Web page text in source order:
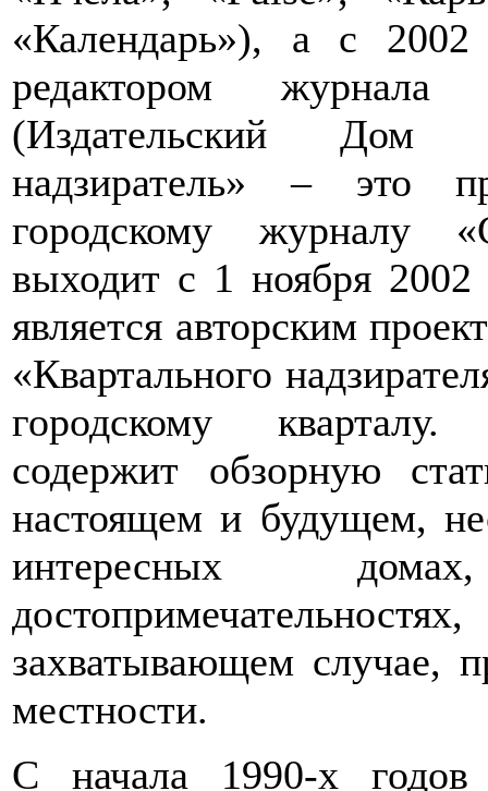
«Календарь»), а с 2002
редактором журнала
(Издательский Дом
надзиратель» – это
городскому журналу
выходит с 1 ноября
является авторским
«Квартального
городскому кварталу.
содержит обзорную
настоящем и будущем,
интересных
захватывающем случае,
местности.
С начала 1990-х годов